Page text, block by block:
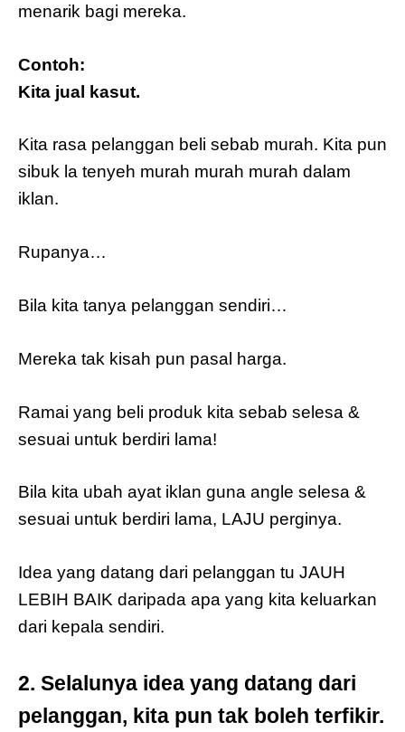
menarik bagi mereka.
Contoh:
Kita jual kasut.
Kita rasa pelanggan beli sebab murah. Kita pun
sibuk la tenyeh murah murah murah dalam
iklan.
Rupanya…
Bila kita tanya pelanggan sendiri…
Mereka tak kisah pun pasal harga.
Ramai yang beli produk kita sebab selesa &
sesuai untuk berdiri lama!
Bila kita ubah ayat iklan guna angle selesa &
sesuai untuk berdiri lama, LAJU perginya.
Idea yang datang dari pelanggan tu JAUH
LEBIH BAIK daripada apa yang kita keluarkan
dari kepala sendiri.
2. Selalunya idea yang datang dari
pelanggan, kita pun tak boleh terfikir.